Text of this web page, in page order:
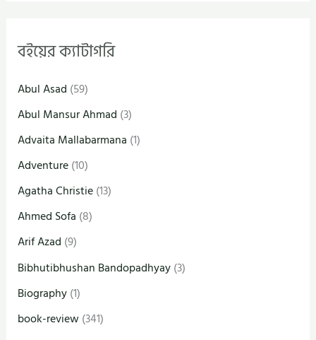
বইয়ের ক্যাটাগরি
Abul Asad (59)
Abul Mansur Ahmad (3)
Advaita Mallabarmana (1)
Adventure(10)
Agatha Christie(13)
Ahmed Sofa (8)
Arif Azad (9)
Bibhutibhushan Bandopadhyay(3)
Biography(1)
book-review(341)